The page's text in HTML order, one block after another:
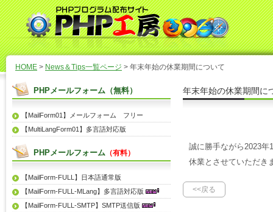
HOME > News＆Tips一覧ページ > 年末年始の休業期間について
年末年始の休業期間に
誠に勝手ながら2023年
休業とさせていただき
<<戻る
PHPメールフォーム（無料）
【MailForm01】メールフォーム フリー
【MultiLangForm01】多言語対応版
PHPメールフォーム （有料）
【MailForm-FULL】日本語通常版
【MailForm-FULL-MLang】多言語対応版
【MailForm-FULL-SMTP】SMTP送信版